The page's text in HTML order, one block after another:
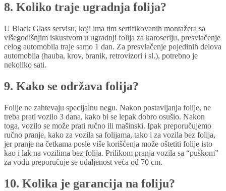
8. Koliko traje ugradnja folija?
U Black Glass servisu, koji ima tim sertifikovanih montažera sa
višegodišnjim iskustvom u ugradnji folija za karoseriju, presvlačenje
celog automobila traje samo 1 dan. Za presvlačenje pojedinih delova
automobila (hauba, krov, branik, retrovizori i sl.), potrebno je
nekoliko sati.
9. Kako se održava folija?
Folije ne zahtevaju specijalnu negu. Nakon postavljanja folije, ne
treba prati vozilo 3 dana, kako bi se lepak dobro osušio. Nakon
toga, vozilo se može prati ručno ili mašinski. Ipak preporučujemo
ručno pranje, kako za vozila sa folijama, tako i za vozila bez folija,
jer pranje na četkama posle više korišćenja može oštetiti folije isto
kao i lak na vozilima bez folija. Prilikom pranja vozila sa “puškom”
za vodu preporučuje se udaljenost veća od 70 cm.
10. Kolika je garancija na foliju?